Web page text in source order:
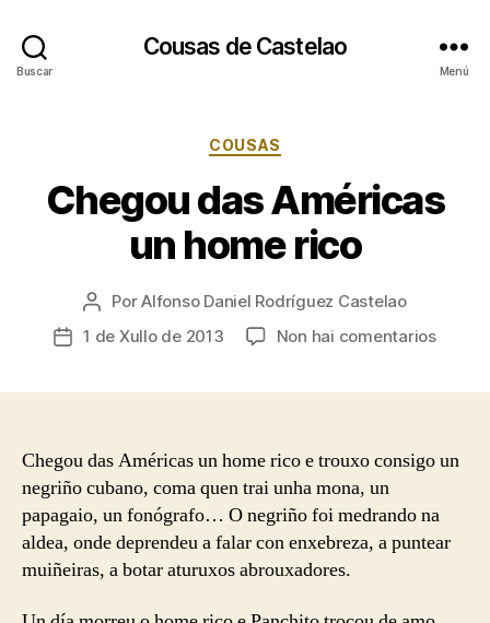
Buscar
Cousas de Castelao
Menú
Categorías
COUSAS
Chegou das Américas
un home rico
Autor
da
PorAlfonso Daniel Rodríguez Castelao
Data1 de Xullo de 2013 Non hai comentariosen
home
Chegou das Américas un home rico e trouxo consigo un
negriño cubano, coma quen trai unha mona, un
papagaio, un fonógrafo… O negriño foi medrando na
aldea, onde deprendeu a falar con enxebreza, a puntear
muiñeiras, a botar aturuxos abrouxadores.